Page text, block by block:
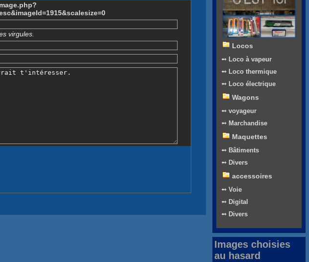
virgules.
Locos
➻ Loco à vapeur
➻ Loco thermique
➻ Loco électrique
Wagons
➻ voyageur
➻ Marchandise
Maquettes
➻ Bâtiments
➻ Divers
accessoires
➻ Voie
➻ Digital
➻ Divers
Images choisies
au hasard